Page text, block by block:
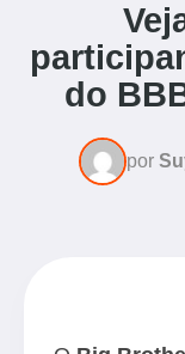
do
por